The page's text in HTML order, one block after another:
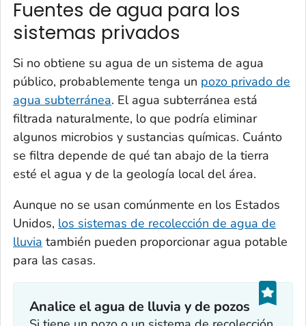
Fuentes de agua para los
sistemas privados
Si no obtiene su agua de un sistema de agua
público, probablemente tenga un pozo privado de
agua subterránea. El agua subterránea está
filtrada naturalmente, lo que podría eliminar
algunos microbios y sustancias químicas. Cuánto
se filtra depende de qué tan abajo de la tierra
esté el agua y de la geología local del área.
Aunque no se usan comúnmente en los Estados
Unidos, los sistemas de recolección de agua de
lluvia también pueden proporcionar agua potable
para las casas.
Analice el agua de lluvia y de pozos